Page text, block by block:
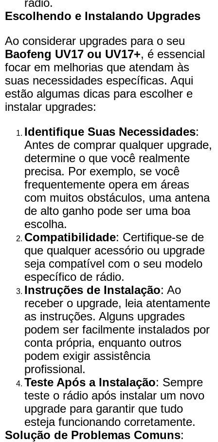
Escolhendo e Instalando Upgrades
Ao considerar upgrades para o seu
Baofeng UV17 ou UV17+, é essencial
focar em melhorias que atendam às
suas necessidades específicas. Aqui
estão algumas dicas para escolher e
instalar upgrades:
Identifique Suas Necessidades:
Antes de comprar qualquer upgrade,
determine o que você realmente
precisa. Por exemplo, se você
frequentemente opera em áreas
com muitos obstáculos, uma antena
de alto ganho pode ser uma boa
escolha.
Compatibilidade: Certifique-se de
que qualquer acessório ou upgrade
seja compatível com o seu modelo
específico de rádio.
Instruções de Instalação: Ao
receber o upgrade, leia atentamente
as instruções. Alguns upgrades
podem ser facilmente instalados por
conta própria, enquanto outros
podem exigir assistência
profissional.
Teste Após a Instalação: Sempre
teste o rádio após instalar um novo
upgrade para garantir que tudo
esteja funcionando corretamente.
Solução de Problemas Comuns: